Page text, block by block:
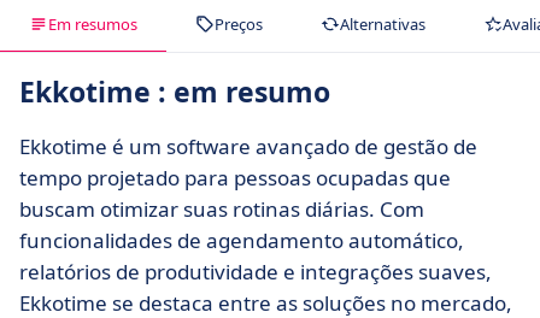
Em resumos Preços Alternativas
Ekkotime : em resumo
Ekkotime é um software avançado de gestão de
tempo projetado para pessoas ocupadas que
buscam otimizar suas rotinas diárias. Com
funcionalidades de agendamento automático,
relatórios de produtividade e integrações suaves,
Ekkotime se destaca entre as soluções no mercado,